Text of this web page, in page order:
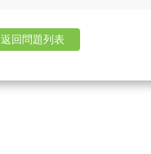
返回問題列表